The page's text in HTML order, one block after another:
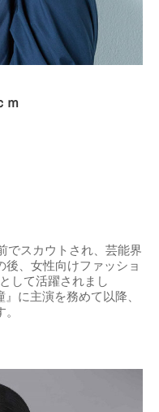
ｍ
でスカウトされ、芸能界
後、女性向けファッショ
して活躍されまし
に主演を務めて以降、